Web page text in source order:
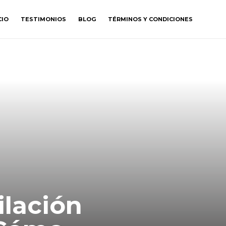
TESTIMONIOS BLOG TÉRMINOS Y CONDICIONES